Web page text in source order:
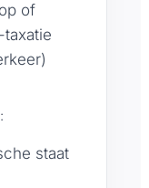
of
taxatie
staat